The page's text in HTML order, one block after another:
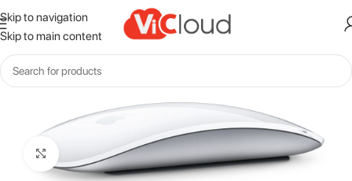
Skip to navigation
Skip to main content
Inicio Accesorios
Click to enlarge